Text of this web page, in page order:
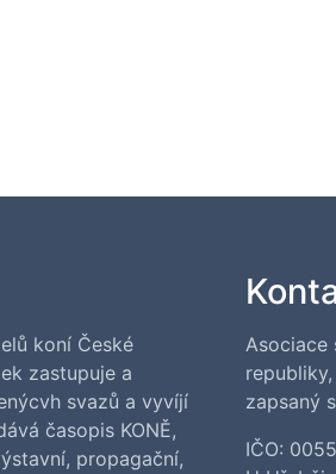
koní České
zastupuje a
svazů a vyvíjí
časopis KONĚ,
propagační,
Asociace
republiky,
zapsaný
IČO: